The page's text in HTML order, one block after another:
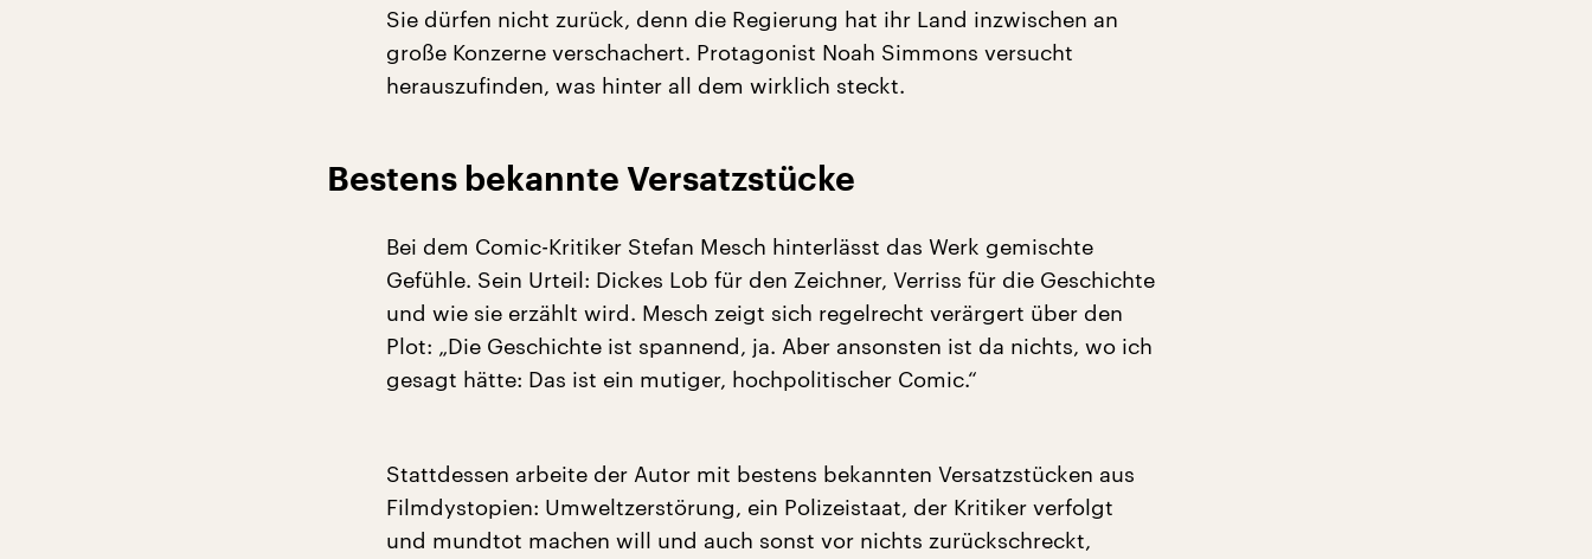
Sie dürfen nicht zurück, denn die Regierung hat ihr Land inzwischen an
große Konzerne verschachert. Protagonist Noah Simmons versucht
herauszufinden, was hinter all dem wirklich steckt.
Bestens bekannte Versatzstücke
Bei dem Comic-Kritiker Stefan Mesch hinterlässt das Werk gemischte
Gefühle. Sein Urteil: Dickes Lob für den Zeichner, Verriss für die Geschichte
und wie sie erzählt wird. Mesch zeigt sich regelrecht verärgert über den
Plot: „Die Geschichte ist spannend, ja. Aber ansonsten ist da nichts, wo ich
gesagt hätte: Das ist ein mutiger, hochpolitischer Comic.“
Stattdessen arbeite der Autor mit bestens bekannten Versatzstücken aus
Filmdystopien: Umweltzerstörung, ein Polizeistaat, der Kritiker verfolgt
und mundtot machen will und auch sonst vor nichts zurückschreckt,